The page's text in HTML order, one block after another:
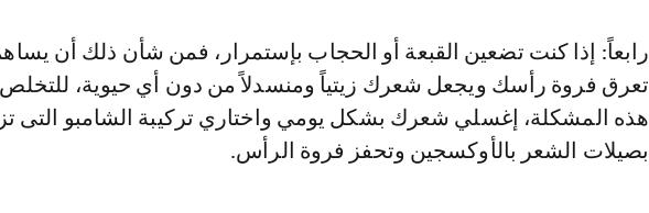
رابعاً: إذا كنت تضعين القبعة أو الحجاب بإستمرار، فمن شأن ذلك أن
تعرق فروة رأسك ويجعل شعرك زيتياً ومنسدلاً من دون أي حيوية،
هذه المشكلة، إغسلي شعرك بشكل يومي واختاري تركيبة الشامبو التى
بصيلات الشعر بالأوكسجين وتحفز فروة الرأس.